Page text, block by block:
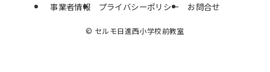
事業者情報 プライバシーポリシー お問合せ
© セルモ日進西小学校前教室